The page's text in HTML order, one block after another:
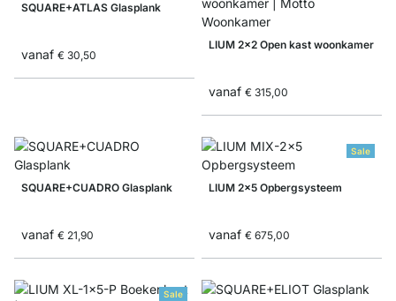
SQUARE+ATLAS Glasplank
vanaf € 30,50
LIUM 2x2 Open kast woonkamer
vanaf € 315,00
SQUARE+CUADRO Glasplank
vanaf € 21,90
Sale
LIUM 2x5 Opbergsysteem
vanaf € 675,00
Sale